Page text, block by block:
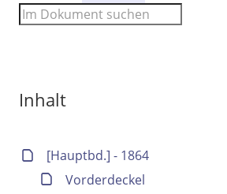
Zuletzt gesucht
Inhalt
[Hauptbd.] - 1864
Vorderdeckel